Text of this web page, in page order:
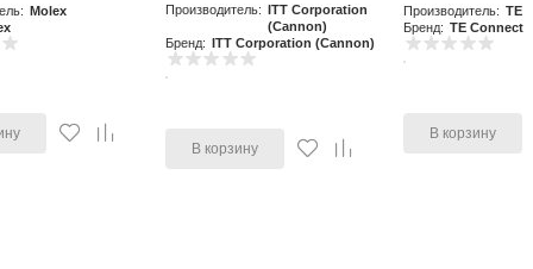
Molex
Производитель: ITT Corporation
(Cannon)
Бренд: ITT Corporation (Cannon)
В корзину
Производитель: TE
Бренд: TE
В корзину